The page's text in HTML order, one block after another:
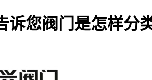
诉您阀门是怎样分